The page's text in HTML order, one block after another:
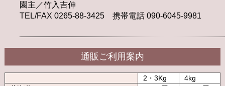
園主／竹入吉伸
TEL/FAX 0265-88-3425 携帯電話 090-6045-9981
通販ご利用案内
2・3Kg
4kg